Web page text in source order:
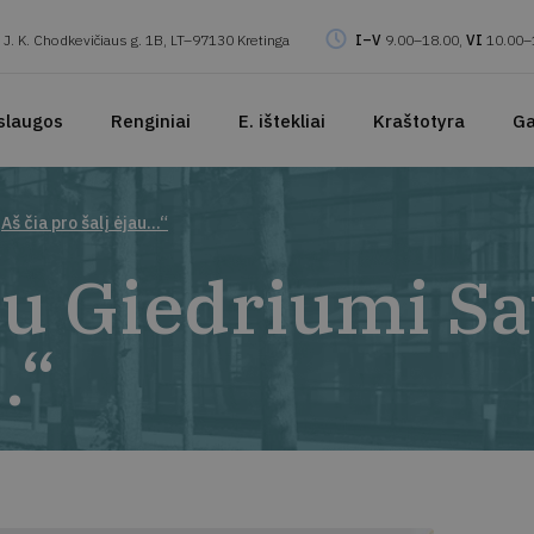
J. K. Chodkevičiaus g. 1B, LT–97130 Kretinga I–V 9.00–18.00, VI
Renginiai E. ištekliai Kraštotyra
čia pro šalį ėjau…“
Giedriumi